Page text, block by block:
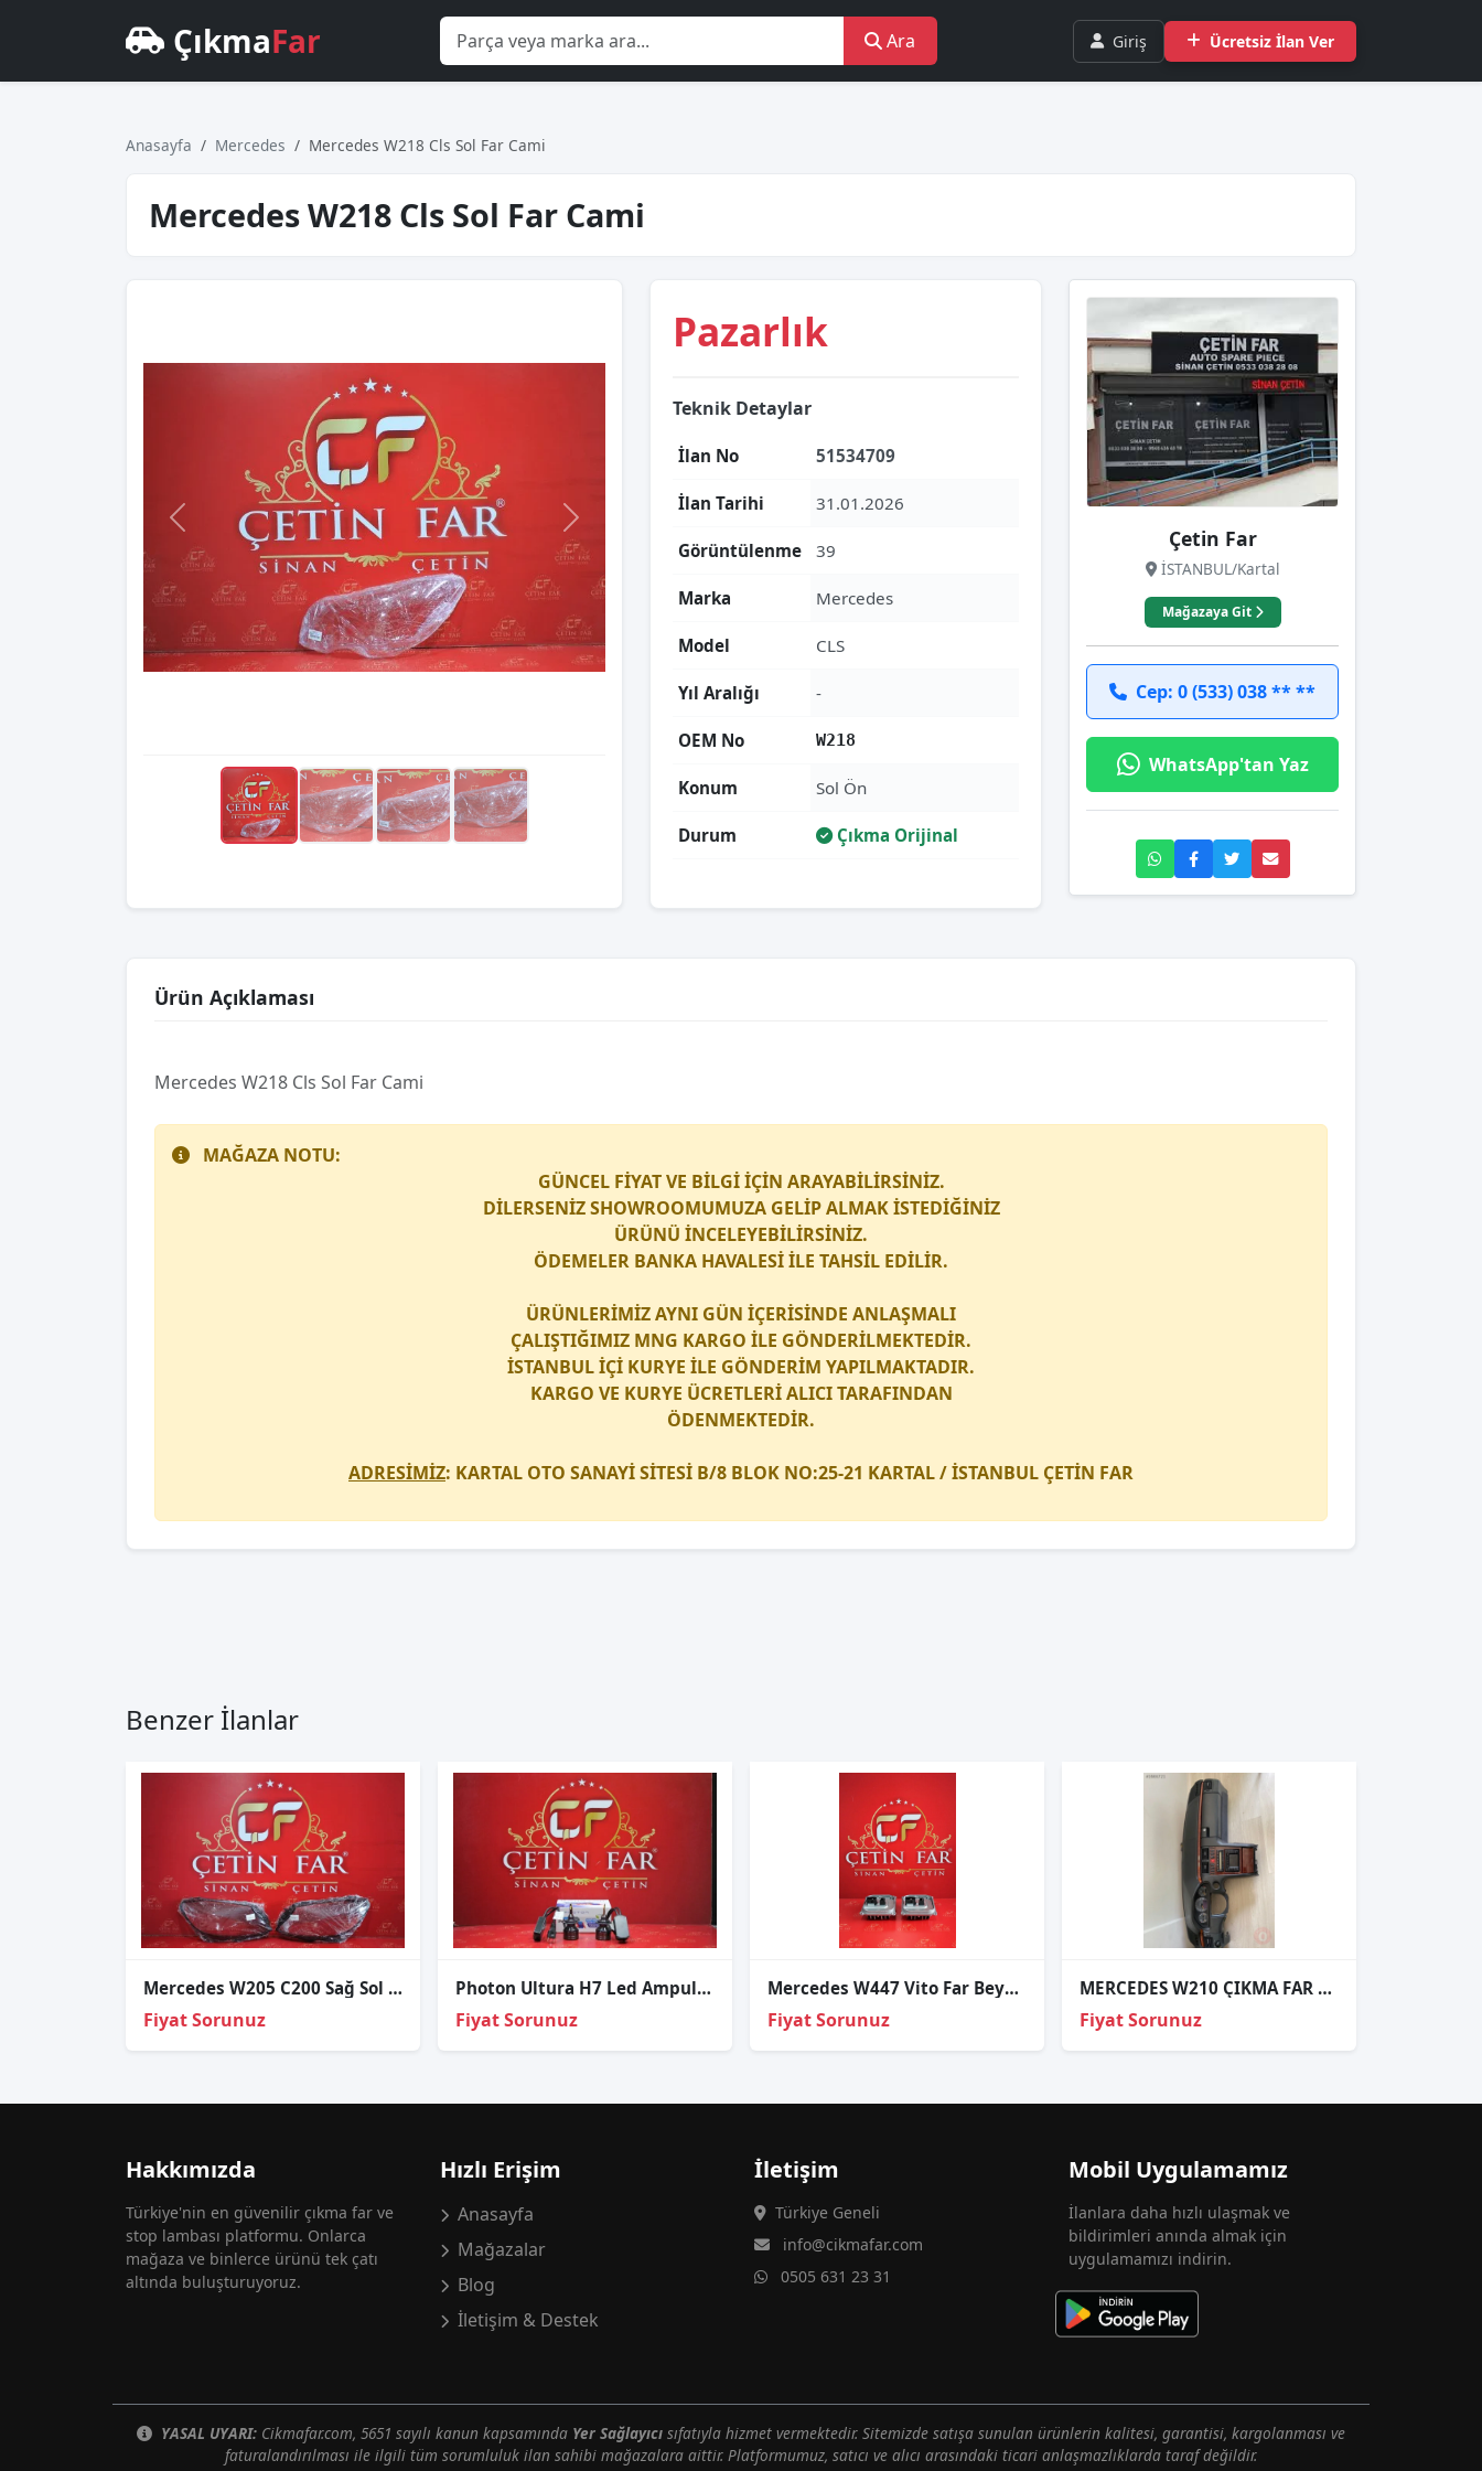
ÇıkmaFar Ara Giriş Ücretsiz İlan Ver
Anasayfa Mercedes Mercedes W218 Cls Sol Far Cami
Mercedes W218 Cls Sol Far Cami
Pazarlık
Teknik Detaylar
İlan No 51534709
İlan Tarihi 31.01.2026
Görüntülenme 39
Marka Mercedes
Model CLS
Yıl Aralığı -
OEM No W218
Konum Sol Ön
Durum Çıkma Orijinal
Çetin Far
İSTANBUL/Kartal
Mağazaya Git
Cep: 0 (533) 038 ** **
WhatsApp'tan Yaz
Ürün Açıklaması
Mercedes W218 Cls Sol Far Cami
MAĞAZA NOTU:
GÜNCEL FİYAT VE BİLGİ İÇİN ARAYABİLİRSİNİZ.
DİLERSENİZ SHOWROOMUMUZA GELİP ALMAK İSTEDİĞİNİZ
ÜRÜNÜ İNCELEYEBİLİRSİNİZ.
ÖDEMELER BANKA HAVALESİ İLE TAHSİL EDİLİR.
ÜRÜNLERİMİZ AYNI GÜN İÇERİSİNDE ANLAŞMALI
ÇALIŞTIĞIMIZ MNG KARGO İLE GÖNDERİLMEKTEDİR.
İSTANBUL İÇİ KURYE İLE GÖNDERİM YAPILMAKTADIR.
KARGO VE KURYE ÜCRETLERİ ALICI TARAFINDAN
ÖDENMEKTEDİR.
ADRESİMİZ: KARTAL OTO SANAYİ SİTESİ B/8 BLOK NO:25-21 KARTAL / İSTANBUL ÇETİN FAR
Benzer İlanlar
Mercedes W205 C200 Sağ Sol Far Cami
Fiyat Sorunuz
Photon Ultura H7 Led Ampul Ut2507
Fiyat Sorunuz
Mercedes W447 Vito Far Beyni Sıfır
Fiyat Sorunuz
MERCEDES W210 ÇIKMA FAR ANAHTARI
Fiyat Sorunuz
Hakkımızda
Türkiye'nin en güvenilir çıkma far ve
stop lambası platformu. Onlarca
mağaza ve binlerce ürünü tek çatı
altında buluşturuyoruz.
Hızlı Erişim
Anasayfa
Mağazalar
Blog
İletişim & Destek
İletişim
Türkiye Geneli
info@cikmafar.com
0505 631 23 31
Mobil Uygulamamız
İlanlara daha hızlı ulaşmak ve
bildirimleri anında almak için
uygulamamızı indirin.
YASAL UYARI: Cikmafar.com, 5651 sayılı kanun kapsamında Yer Sağlayıcı sıfatıyla hizmet vermektedir. Sitemizde satışa sunulan ürünlerin kalitesi, garantisi, kargolanması ve
faturalandırılması ile ilgili tüm sorumluluk ilan sahibi mağazalara aittir. Platformumuz, satıcı ve alıcı arasındaki ticari anlaşmazlıklarda taraf değildir.